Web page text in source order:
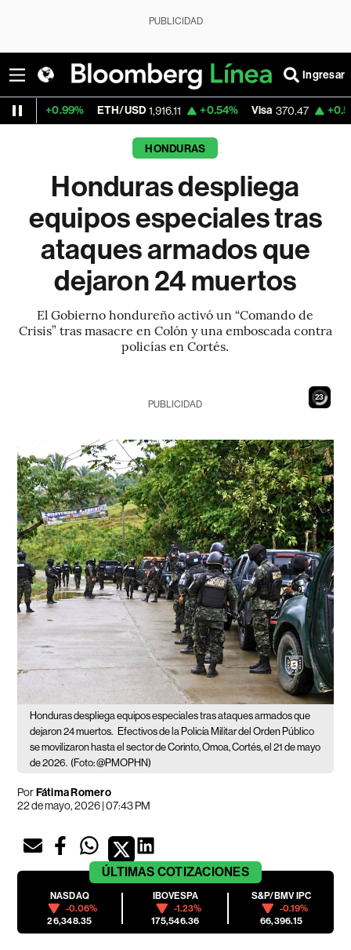
PUBLICIDAD
Ingresar
ETH/USD 1,916.11 +0.54% Visa 370.47 +0.52%
HONDURAS
Honduras despliega
equipos especiales tras
ataques armados que
dejaron 24 muertos
El Gobierno hondureño activó un “Comando de
Crisis” tras masacre en Colón y una emboscada contra
policías en Cortés.
21
PUBLICIDAD
Honduras despliega equipos especiales tras ataques armados que
dejaron 24 muertos. Efectivos de la Policía Militar del Orden Público
se movilizaron hasta el sector de Corinto, Omoa, Cortés, el 21 de mayo
de 2026. (Foto: @PMOPHN)
PorFátima Romero
22 de mayo, 2026 | 07:43 PM
ÚLTIMAS COTIZACIONES
NASDAQ
-0.06%
26,348.35
IBOVESPA
-1.23%
175,546.36
S&P/BMV IPC
-0.19%
66,396.15